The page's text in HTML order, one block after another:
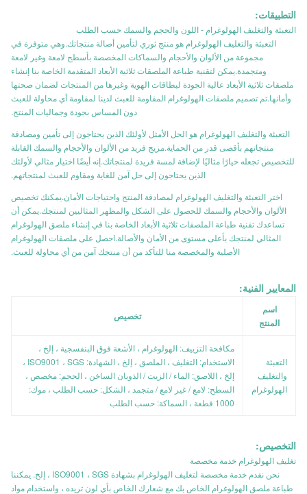
التطبيقات:
التعبئة والتغليف الهولوغرام - اللون والحجم والسمك حسب الطلب
التعبئة والتغليف الهولوغرام هو منتج ثوري لتأمين أصالة منتجاتك.وهي متوفرة في
مجموعة من الألوان والأحجام والسماكات المخصصة بأسطح لامعة وغير لامعة
ومتجمدة.يمكن لتقنية طباعة الملصقات ثلاثية الأبعاد المتقدمة الخاصة بنا إنشاء
ملصقات ثلاثية الأبعاد عالية الجودة لبطاقات الهوية وغيرها من المنتجات لضمان صحتها
وأمانها.تم تصميم ملصقات الهولوغرام المقاومة للعبث لدينا لمقاومة أي محاولة للعبث
دون المساس بجودة وجماليات المنتج.
التعبئة والتغليف الهولوغرام هو الحل الأمثل لأولئك الذين يحتاجون إلى تأمين ومصادقة
منتجاتهم بأقصى قدر من الحماية.مزيج فريد من الألوان والأحجام والسمك القابلة
للتخصيص تجعله خيارًا مثاليًا لإضافة لمسة فريدة لمنتجاتك.إنه أيضًا اختيار مثالي لأولئك
الذين يحتاجون إلى حل آمن للغاية ومقاوم للعبث لمنتجاتهم.
اختر التعبئة والتغليف الهولوغرام لمصادقة المنتج واحتياجات الأمان.يمكنك تخصيص
الألوان والأحجام والسمك للحصول على الشكل والمظهر المثاليين لمنتجك.يمكن أن
تساعدك تقنية طباعة الملصقات ثلاثية الأبعاد الخاصة بنا في إنشاء ملصق الهولوغرام
المثالي لمنتجك بأعلى مستوى من الأمان والأصالة.احصل على ملصقات الهولوغرام
الأصلية والمخصصة منا للتأكد من أن منتجك آمن من أي محاولة للعبث.
المعايير الفنية:
اسم
المنتج
تخصيص
التعبئة
والتغليف
الهولوغرام
مكافحة التزييف: الهولوغرام ، الأشعة فوق البنفسجية ، إلخ ،
الاستخدام: التغليف ، الملصق ، إلخ ، الشهادة: ISO9001 ، SGS ،
إلخ ، اللاصق: الماء / الزيت / الذوبان الساخن ، الحجم: مخصص ،
السطح: لامع / غير لامع / متجمد ، الشكل: حسب الطلب ، موك:
1000 قطعة ، السماكة: حسب الطلب
التخصيص:
تغليف الهولوغرام خدمة مخصصة
نحن نقدم خدمة مخصصة لتغليف الهولوغرام بشهادة ISO9001 ، SGS ، إلخ. يمكننا
طباعة ملصق الهولوغرام الخاص بك مع شعارك الخاص بأي لون تريده ، واستخدام مواد